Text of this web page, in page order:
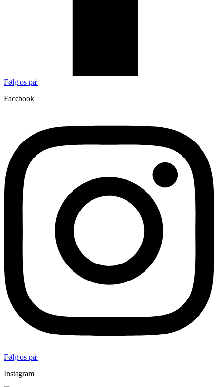
Følg os på:
Facebook
Følg os på:
Instagram